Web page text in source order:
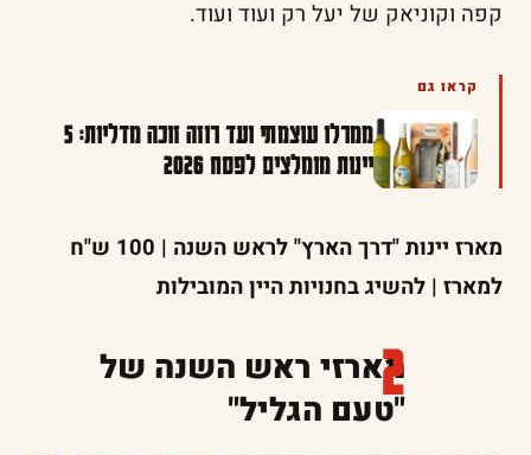
קפה וקוניאק של יעל רק ועוד ועוד.
קראו גם
ממרלו עוצמתי ועד רוזה זוכה מדליות: 5
יינות מומלצים לפסח 2026
מארז יינות "דרך הארץ" לראש השנה | 100 ש"ח
למארז | להשיג בחנויות היין המובילות
מארזי ראש השנה של
"טעם הגליל"